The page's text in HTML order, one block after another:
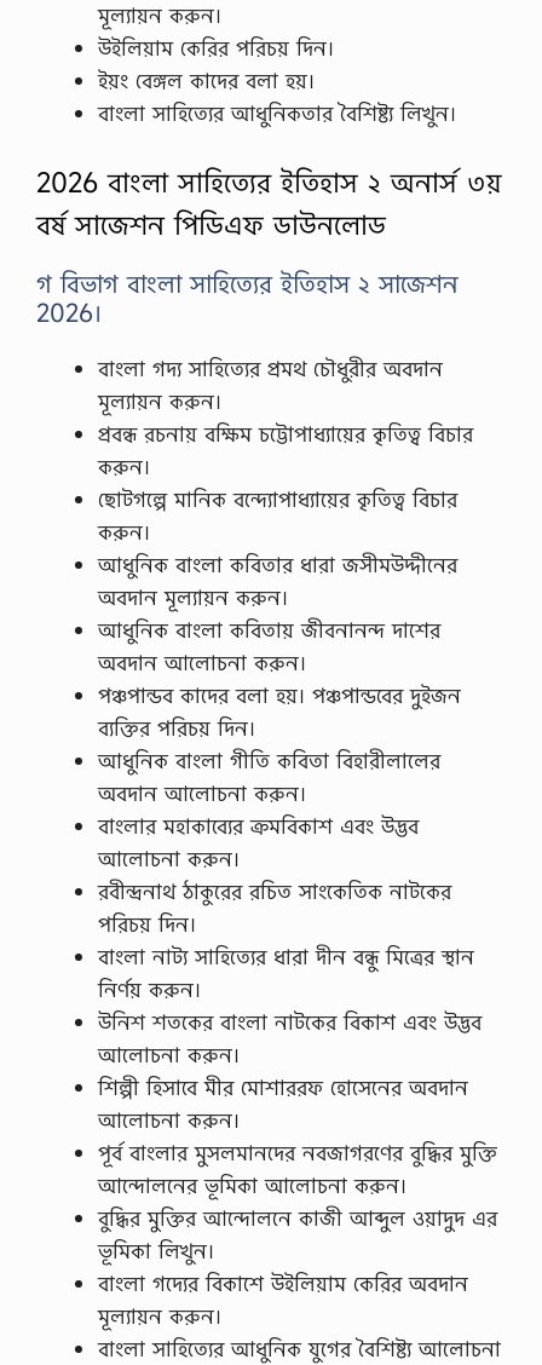
মূল্যায়ন করুন।
উইলিয়াম কেরির পরিচয় দিন।
ইয়ং বেঙ্গল কাদের বলা হয়।
বাংলা সাহিত্যের আধুনিকতার বৈশিষ্ট্য লিখুন।
2026 বাংলা সাহিত্যের ইতিহাস ২ অনার্স ৩য়
বর্ষ সাজেশন পিডিএফ ডাউনলোড
গ বিভাগ বাংলা সাহিত্যের ইতিহাস ২ সাজেশন
2026।
বাংলা গদ্য সাহিত্যের প্রমথ চৌধুরীর অবদান
মূল্যায়ন করুন।
প্রবন্ধ রচনায় বক্ষিম চট্টোপাধ্যায়ের কৃতিত্ব বিচার
করুন।
ছোটগল্পে মানিক বন্দ্যোপাধ্যায়ের কৃতিত্ব বিচার
করুন।
আধুনিক বাংলা কবিতার ধারা জসীমউদ্দীনের
অবদান মূল্যায়ন করুন।
আধুনিক বাংলা কবিতায় জীবনানন্দ দাশের
অবদান আলোচনা করুন।
পঞ্চপান্ডব কাদের বলা হয়। পঞ্চপান্ডবের দুইজন
ব্যক্তির পরিচয় দিন।
আধুনিক বাংলা গীতি কবিতা বিহারীলালের
অবদান আলোচনা করুন।
বাংলার মহাকাব্যের ক্রমবিকাশ এবং উদ্ভব
আলোচনা করুন।
রবীন্দ্রনাথ ঠাকুরের রচিত সাংকেতিক নাটকের
পরিচয় দিন।
বাংলা নাট্য সাহিত্যের ধারা দীন বন্ধু মিত্রের স্থান
নির্ণয় করুন।
উনিশ শতকের বাংলা নাটকের বিকাশ এবং উদ্ভব
আলোচনা করুন।
শিল্পী হিসাবে মীর মোশাররফ হোসেনের অবদান
আলোচনা করুন।
পূর্ব বাংলার মুসলমানদের নবজাগরণের বুদ্ধির মুক্তি
আন্দোলনের ভূমিকা আলোচনা করুন।
বুদ্ধির মুক্তির আন্দোলনে কাজী আব্দুল ওয়াদুদ এর
ভূমিকা লিখুন।
বাংলা গদ্যের বিকাশে উইলিয়াম কেরির অবদান
মূল্যায়ন করুন।
বাংলা সাহিত্যের আধুনিক যুগের বৈশিষ্ট্য আলোচনা